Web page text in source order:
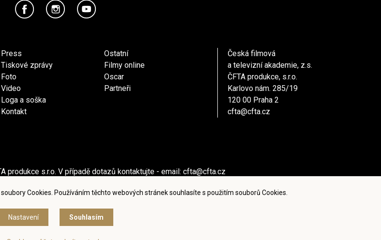
Cookies. Používáním těchto webových stránek souhlasíte s použitím souborů Cookies.
Nastavení Souhlasím
Press
Tiskové zprávy
Foto
Video
Loga a soška
Kontakt
Ostatní
Filmy online
Oscar
Partneři
Česká filmová
a televizní akademie, z.s.
ČFTA produkce, s.r.o.
Karlovo nám. 285/19
120 00 Praha 2
cfta@cfta.cz
produkce s.r.o. V případě dotazů kontaktujte - email: cfta@cfta.cz
ochrany osobních údajů|Nastavení cookies